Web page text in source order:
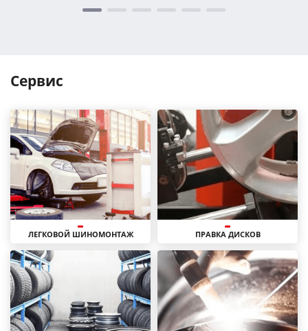
Сервис
ЛЕГКОВОЙ ШИНОМОНТАЖ ПРАВКА ДИСКОВ